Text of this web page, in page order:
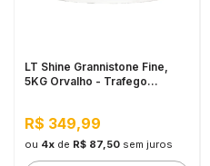
LT Shine Grannistone Fine,
5KG Orvalho - Trafego
R$ 349,99
ou 4xde R$ 87,50 sem juros